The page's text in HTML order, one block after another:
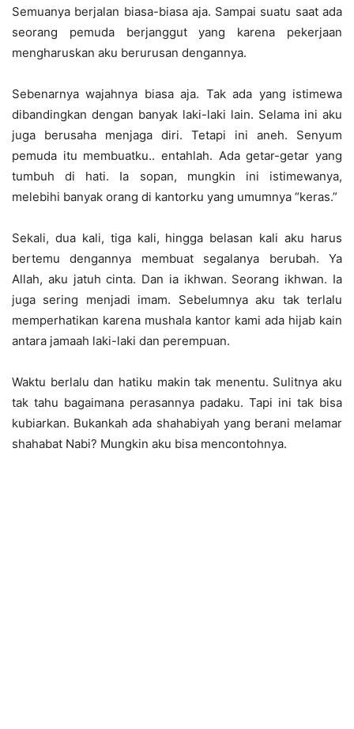
Semuanya berjalan biasa-biasa aja. Sampai suatu saat ada
seorang pemuda berjanggut yang karena pekerjaan
mengharuskan aku berurusan dengannya.
Sebenarnya wajahnya biasa aja. Tak ada yang istimewa
dibandingkan dengan banyak laki-laki lain. Selama ini aku
juga berusaha menjaga diri. Tetapi ini aneh. Senyum
pemuda itu membuatku.. entahlah. Ada getar-getar yang
tumbuh di hati. Ia sopan, mungkin ini istimewanya,
melebihi banyak orang di kantorku yang umumnya “keras.”
Sekali, dua kali, tiga kali, hingga belasan kali aku harus
bertemu dengannya membuat segalanya berubah. Ya
Allah, aku jatuh cinta. Dan ia ikhwan. Seorang ikhwan. Ia
juga sering menjadi imam. Sebelumnya aku tak terlalu
memperhatikan karena mushala kantor kami ada hijab kain
antara jamaah laki-laki dan perempuan.
Waktu berlalu dan hatiku makin tak menentu. Sulitnya aku
tak tahu bagaimana perasannya padaku. Tapi ini tak bisa
kubiarkan. Bukankah ada shahabiyah yang berani melamar
shahabat Nabi? Mungkin aku bisa mencontohnya.